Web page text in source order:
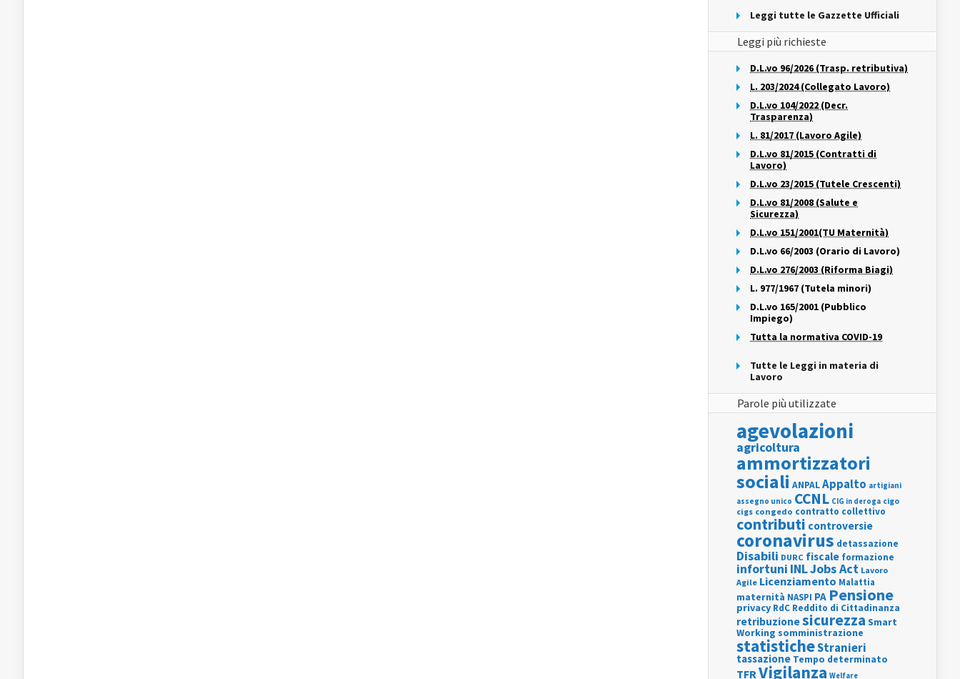
Leggi tutte le Gazzette Ufficiali
Leggi più richieste
D.L.vo 96/2026 (Trasp. retributiva)
L. 203/2024 (Collegato Lavoro)
D.L.vo 104/2022 (Decr.
Trasparenza)
L. 81/2017 (Lavoro Agile)
D.L.vo 81/2015 (Contratti di
Lavoro)
D.L.vo 23/2015 (Tutele Crescenti)
D.L.vo 81/2008 (Salute e
Sicurezza)
D.L.vo 151/2001(TU Maternità)
D.L.vo 66/2003 (Orario di Lavoro)
D.L.vo 276/2003 (Riforma Biagi)
L. 977/1967 (Tutela minori)
D.L.vo 165/2001 (Pubblico
Impiego)
Tutta la normativa COVID-19
Tutte le Leggi in materia di
Lavoro
Parole più utilizzate
agevolazioni
agricoltura
ammortizzatori
sociali ANPALAppalto artigiani
assegno unico CCNL CIG in deroga cigo
cigs congedo contratto collettivo
contributi controversie
coronavirus detassazione
Disabili DURC fiscale formazione
infortuni INLJobs Act Lavoro
Agile Licenziamento Malattia
maternità NASPI PA Pensione
privacy RdC Reddito di Cittadinanza
retribuzionesicurezza Smart
Working somministrazione
statisticheStranieri
tassazione Tempo determinato
TFRVigilanza Welfare